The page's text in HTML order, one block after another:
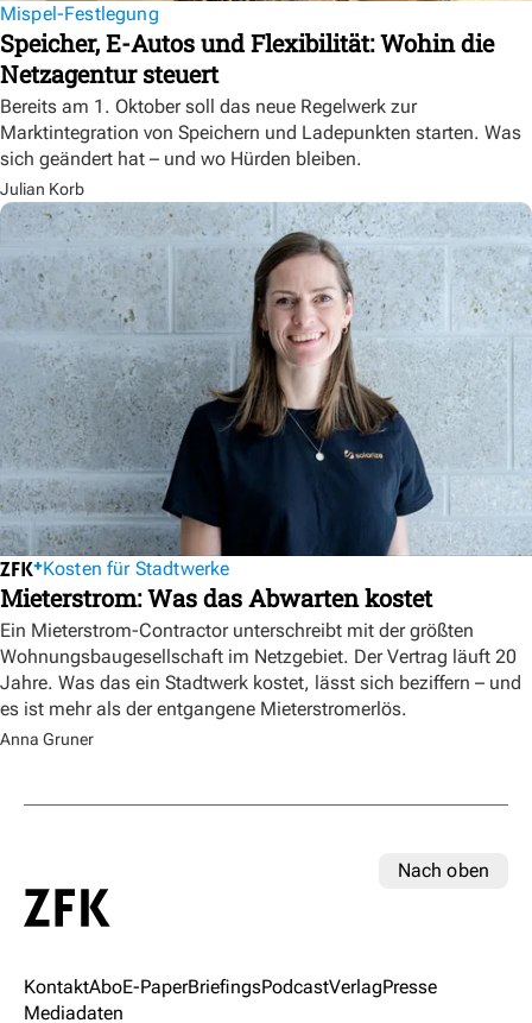
Mispel-Festlegung
Speicher, E-Autos und Flexibilität: Wohin die
Netzagentur steuert
Bereits am 1. Oktober soll das neue Regelwerk zur
Marktintegration von Speichern und Ladepunkten starten. Was
sich geändert hat – und wo Hürden bleiben.
Julian Korb
Kosten für Stadtwerke
Mieterstrom: Was das Abwarten kostet
Ein Mieterstrom-Contractor unterschreibt mit der größten
Wohnungsbaugesellschaft im Netzgebiet. Der Vertrag läuft 20
Jahre. Was das ein Stadtwerk kostet, lässt sich beziffern – und
es ist mehr als der entgangene Mieterstromerlös.
Anna Gruner
Nach oben
KontaktAboE-PaperBriefingsPodcastVerlagPresse
Mediadaten